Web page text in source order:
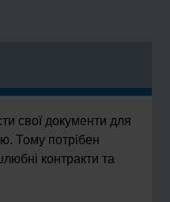
свої документи для
Тому потрібен
контракти та